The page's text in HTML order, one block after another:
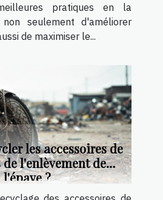
pratiques en la
seulement d'améliorer
de maximiser le...
les accessoires de
l'enlèvement de
l'épave ?